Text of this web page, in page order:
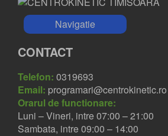
Navigatie
CONTACT
Telefon: 0319693
Email: programari@centrokinetic.ro
Orarul de functionare:
Luni – Vineri, intre 07:00 – 21:00
Sambata, intre 09:00 – 14:00